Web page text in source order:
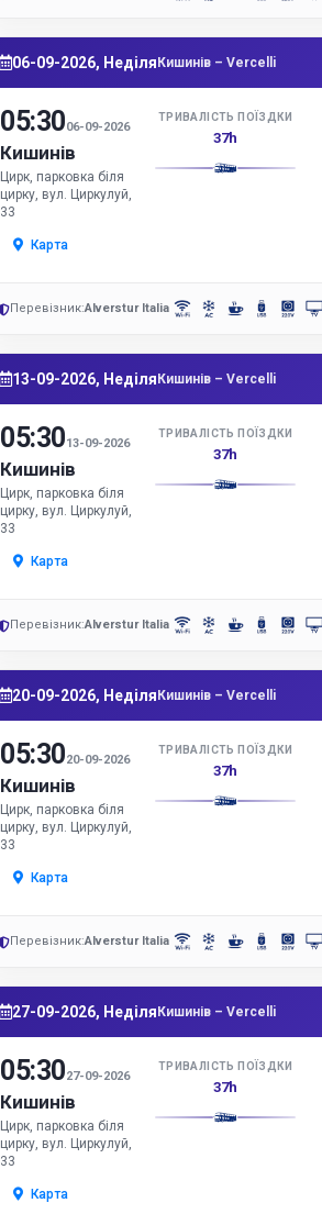
06-09-2026, Неділя Кишинів – Vercelli
05:3006-09-2026
Кишинів
Цирк, парковка біля
цирку, вул. Циркулуй,
33
Карта
ТРИВАЛІСТЬ ПОЇЗДКИ
37h
Перевізник:Alverstur Italia
13-09-2026, Неділя Кишинів – Vercelli
05:3013-09-2026
Кишинів
Цирк, парковка біля
цирку, вул. Циркулуй,
33
Карта
ТРИВАЛІСТЬ ПОЇЗДКИ
37h
Перевізник:Alverstur Italia
20-09-2026, Неділя Кишинів – Vercelli
05:3020-09-2026
Кишинів
Цирк, парковка біля
цирку, вул. Циркулуй,
33
Карта
ТРИВАЛІСТЬ ПОЇЗДКИ
37h
Перевізник:Alverstur Italia
27-09-2026, Неділя Кишинів – Vercelli
05:3027-09-2026
Кишинів
Цирк, парковка біля
цирку, вул. Циркулуй,
33
Карта
ТРИВАЛІСТЬ ПОЇЗДКИ
37h